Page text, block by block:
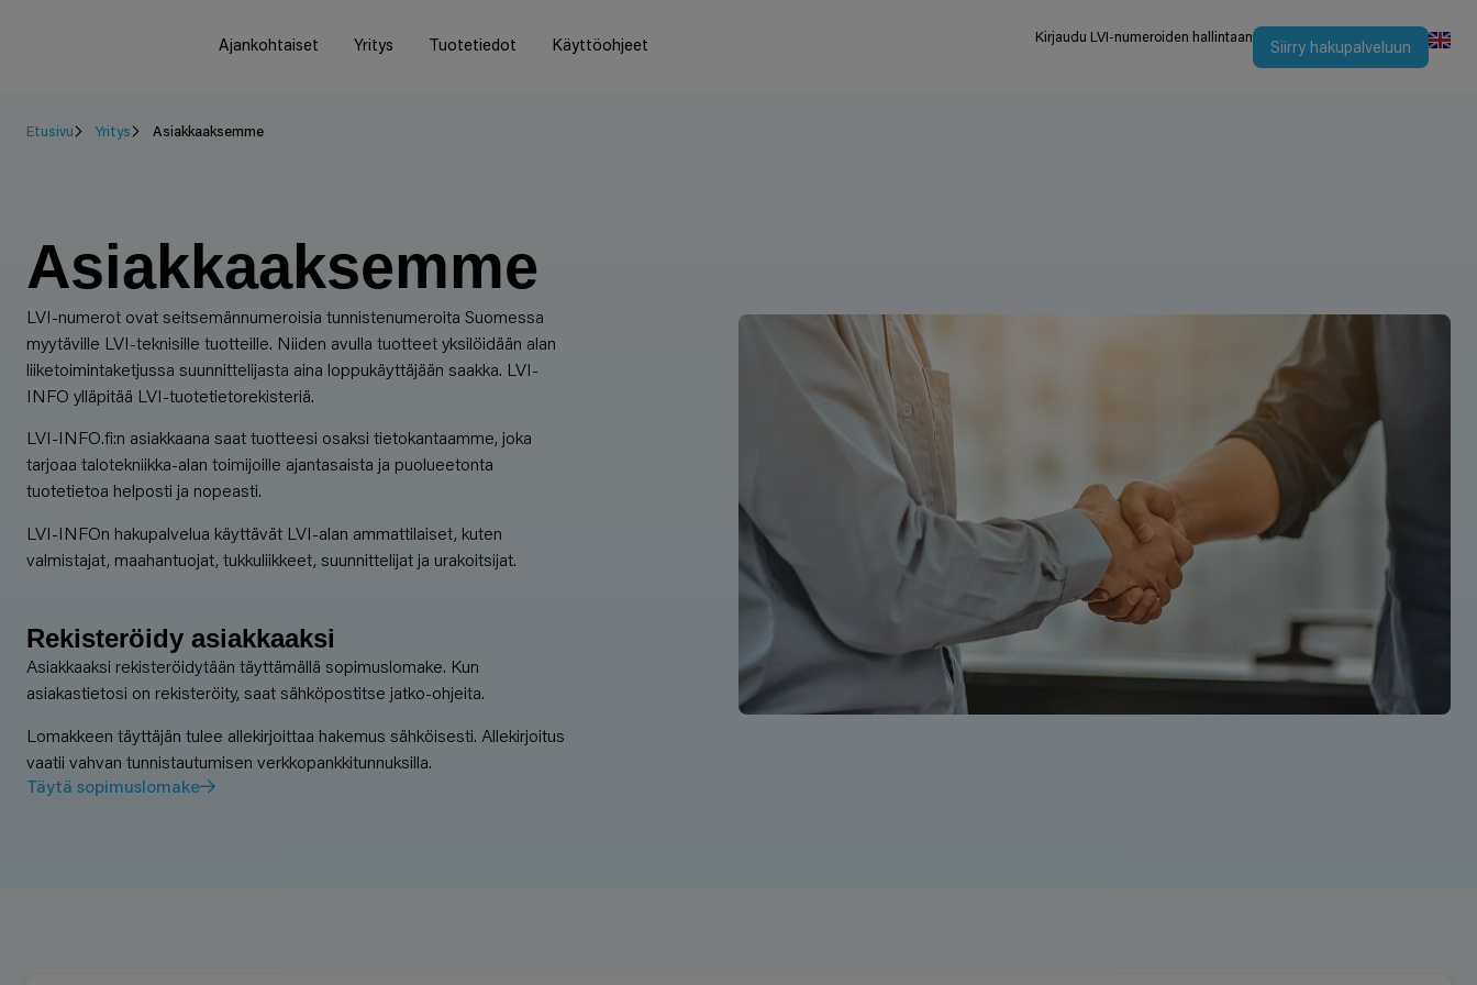
Ajankohtaiset Yritys Tuotetiedot Käyttöohjeet Kirjaudu LVI-numeroiden hallintaan Siirry hakupalveluun
Etusivu Yritys Asiakkaaksemme
Asiakkaaksemme
LVI-numerot ovat seitsemännumeroisia tunnistenumeroita Suomessa
myytäville LVI-teknisille tuotteille. Niiden avulla tuotteet yksilöidään alan
liiketoimintaketjussa suunnittelijasta aina loppukäyttäjään saakka. LVI-
INFO ylläpitää LVI-tuotetietorekisteriä.
LVI-INFO.fi:n asiakkaana saat tuotteesi osaksi tietokantaamme, joka
tarjoaa talotekniikka-alan toimijoille ajantasaista ja puolueetonta
tuotetietoa helposti ja nopeasti.
LVI-INFOn hakupalvelua käyttävät LVI-alan ammattilaiset, kuten
valmistajat, maahantuojat, tukkuliikkeet, suunnittelijat ja urakoitsijat.
Rekisteröidy asiakkaaksi
Asiakkaaksi rekisteröidytään täyttämällä sopimuslomake. Kun
asiakastietosi on rekisteröity, saat sähköpostitse jatko-ohjeita.
Lomakkeen täyttäjän tulee allekirjoittaa hakemus sähköisesti. Allekirjoitus
vaatii vahvan tunnistautumisen verkkopankkitunnuksilla.
Täytä sopimuslomake